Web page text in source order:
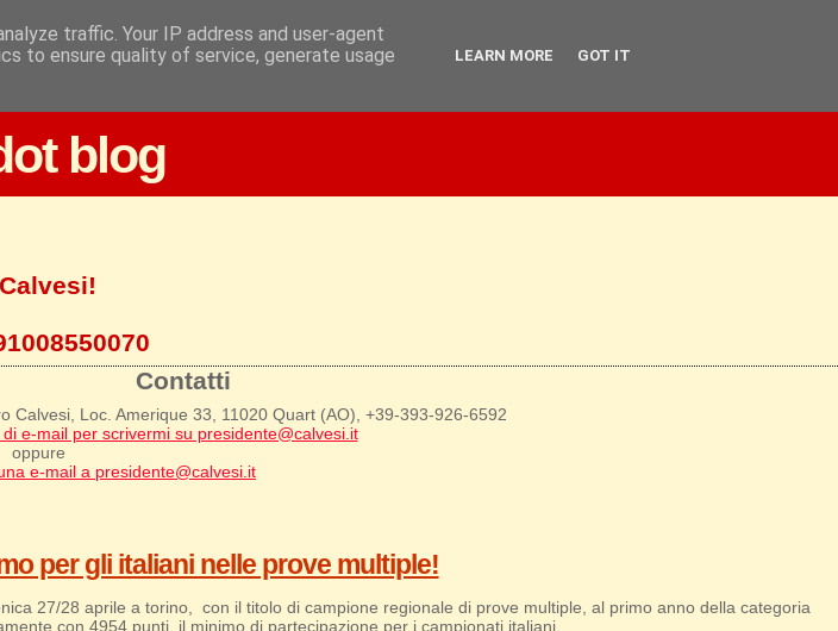
blog
Contatti
Calvesi, Loc. Amerique 33, 11020 Quart (AO), +39-393-926-6592
e-mail per scrivermi su presidente@calvesi.it
oppure
e-mail a presidente@calvesi.it
per gli italiani nelle prove multiple!
27/28 aprile a torino, con il titolo di campione regionale di prove multiple, al primo anno della categoria
con 4954 punti, il minimo di partecipazione per i campionati italiani.
traffic. Your IP address and user-agent
to ensure quality of service, generate usage
LEARN MORE GOT IT